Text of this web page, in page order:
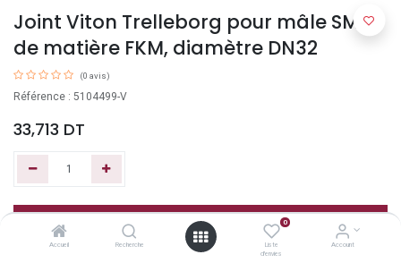
Accueil Recherche
0
Liste
d'envies
Account
Joint Viton Trelleborg pour mâle SMS
de matière FKM, diamètre DN32
(0 avis)
Référence : 5104499-V
33,713 DT
Ajouter au panier